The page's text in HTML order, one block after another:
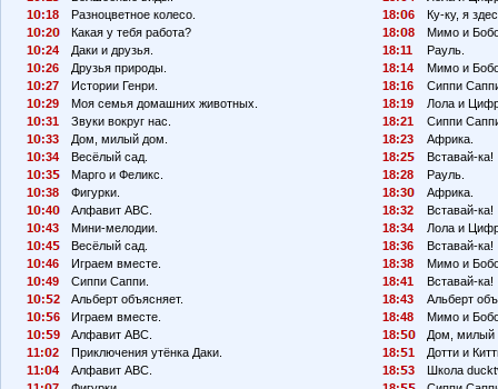
1
:18
Разноцветное колесо.
1
:2
Какая у тебя работа?
1
:24
Даки и друзья.
1
:26
Друзья природы.
1
:27
Истории Генри.
1
:29
Моя семья домашних животных.
1
:31
Звуки вокруг нас.
1
:33
Дом, милый дом.
1
:34
Весёлый сад.
1
:3
Марго и Феликс.
1
:38
Фигурки.
1
:4
Алфавит АВС.
1
:43
Мини-мелодии.
1
:4
Весёлый сад.
1
:46
Играем вместе.
1
:49
Сиппи Саппи.
1
: 2
Альберт объясняет.
1
: 6
Играем вместе.
1
: 9
Алфавит АВС.
11:
2
Приключения утёнка Даки.
11:
4
Алфавит АВС.
18:
6
Ку-ку, я
18:
8
Мимо и
18:11
Рауль.
18:14
Мимо и
18:16
Сиппи
18:19
Лола и
18:21
Сиппи
18:23
Африка.
18:2
Вставай-ка!
18:28
Рауль.
18:3
Африка.
18:32
Вставай-ка!
18:34
Лола и
18:36
Вставай-ка!
18:38
Мимо и
18:41
Вставай-ка!
18:43
Альберт
18:48
Мимо и
18:
Дом, милый
18:
1
Дотти и
18:
3
Школа